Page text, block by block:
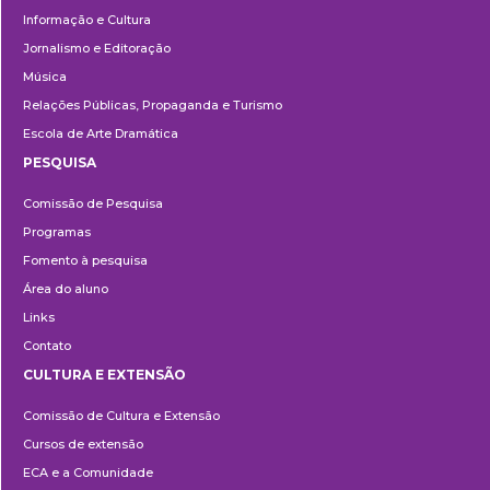
Informação e Cultura
Jornalismo e Editoração
Música
Relações Públicas, Propaganda e Turismo
Escola de Arte Dramática
PESQUISA
Comissão de Pesquisa
Programas
Fomento à pesquisa
Área do aluno
Links
Contato
e
Extensão
CULTURA E EXTENSÃO
Comissão de Cultura e Extensão
Cursos de extensão
ECA e a Comunidade